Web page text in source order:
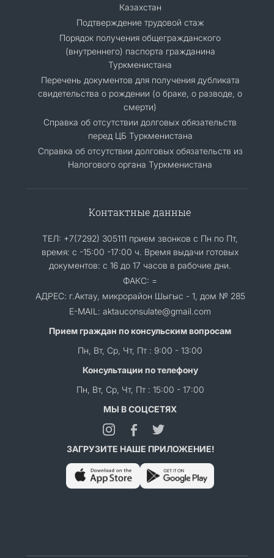
Казахстан
Подтверждение трудовой стаж
Порядок получения общегражданского
(внутреннего) паспорта гражданина
Туркменистана
Перечень документов для получения дубликата
свидетельства о рождении (о браке, о разводе, о
смерти)
Справка об отсутствии долговых обязательств
перед ЦБ Туркменистана
Справка об отсутствии долговых обязательств из
Налогового органа Туркменистана
Контактные данные
ТЕЛ: +7(7292) 305111 прием звонков с Пн по Пт,
время: с -15:00 -17:00 ч. Время выдачи готовых
документов: с 16 до 17 часов в рабочие дни.
ФАКС: =
АДРЕС: г.Актау, микрорайон Шыгыс - 1, дом № 285
E-MAIL: aktauconsulate@gmail.com
Прием граждан по консульским вопросам
Пн, Вт, Ср, Чт, Пт : 9:00 - 13:00
Консультации по телефону
Пн, Вт, Ср, Чт, Пт : 15:00 - 17:00
МЫ В СОЦСЕТЯХ
ЗАГРУЗИТЕ НАШЕ ПРИЛОЖЕНИЕ!